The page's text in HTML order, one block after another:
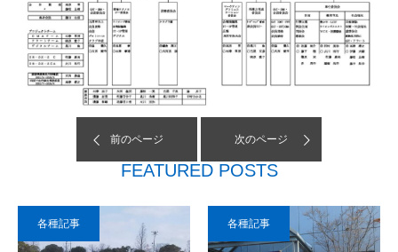
前のページ 次のページ
FEATURED POSTS
各種記事 各種記事